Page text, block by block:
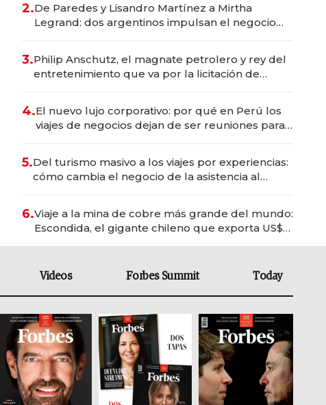
2.De Paredes y Lisandro Martínez a Mirtha
Legrand: dos argentinos impulsan el negocio
3.Philip Anschutz, el magnate petrolero y rey del
entretenimiento que va por la licitación de
4.El nuevo lujo corporativo: por qué en Perú los
viajes de negocios dejan de ser reuniones para
5.Del turismo masivo a los viajes por experiencias:
cómo cambia el negocio de la asistencia al
6.Viaje a la mina de cobre más grande del mundo:
Escondida, el gigante chileno que exporta US$
Videos Forbes Summit Today